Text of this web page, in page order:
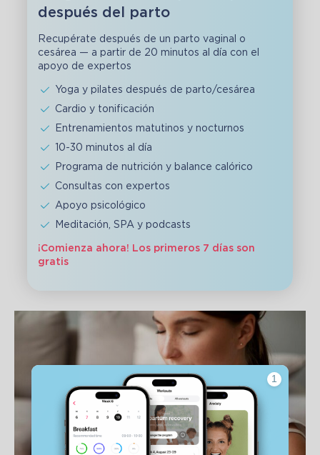
después del parto
Recupérate después de un parto vaginal o
cesárea — a partir de 20 minutos al día con el
apoyo de expertos
Yoga y pilates después de parto/cesárea
Cardio y tonificación
Entrenamientos matutinos y nocturnos
10-30 minutos al día
Programa de nutrición y balance calórico
Consultas con expertos
Apoyo psicológico
Meditación, SPA y podcasts
¡Comienza ahora! Los primeros 7 días son
gratis